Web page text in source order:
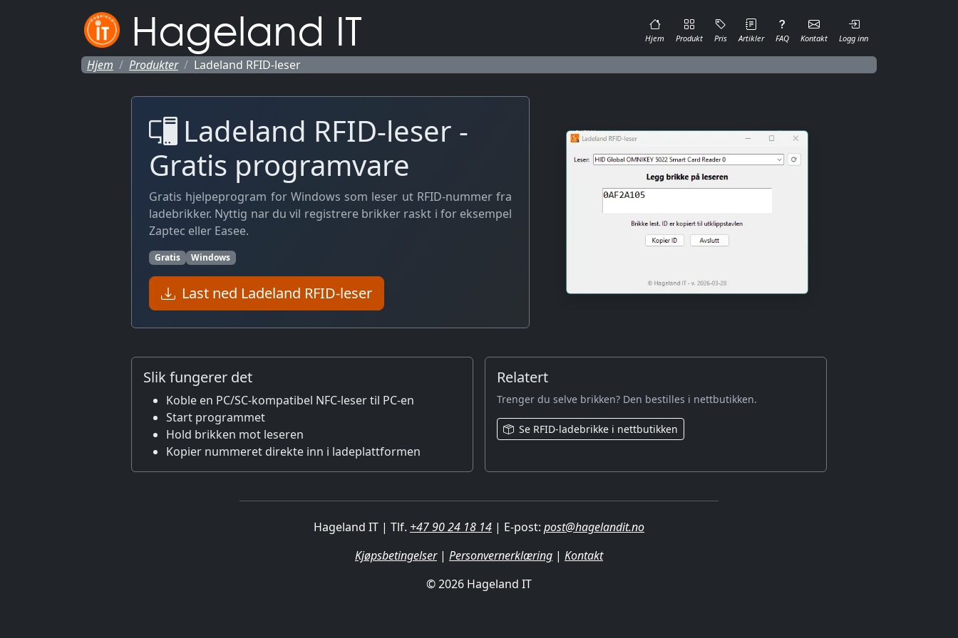
Hageland IT Hjem Produkt Pris Artikler FAQ Kontakt Logg inn
Hjem Produkter Ladeland RFID-leser
Ladeland RFID-leser -
Gratis programvare
Gratis hjelpeprogram for Windows som leser ut RFID-nummer fra
ladebrikker. Nyttig nar du vil registrere brikker raskt i for eksempel
Zaptec eller Easee.
Gratis Windows
Last ned Ladeland RFID-leser
Slik fungerer det
Koble en PC/SC-kompatibel NFC-leser til PC-en
Start programmet
Hold brikken mot leseren
Kopier nummeret direkte inn i ladeplattformen
Relatert
Trenger du selve brikken? Den bestilles i nettbutikken.
Se RFID-ladebrikke i nettbutikken
Hageland IT | Tlf. +47 90 24 18 14 | E-post: post@hagelandit.no
Kjøpsbetingelser| Personvernerklæring | Kontakt
© 2026 Hageland IT